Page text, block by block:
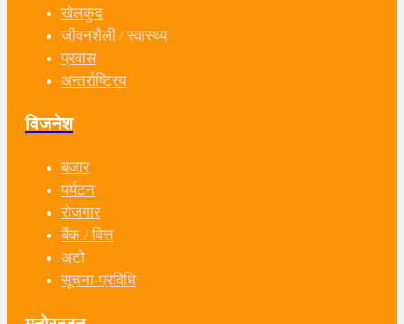
खेलकुद
जीवनशैली / स्वास्थ्य
प्रवास
अन्तर्राष्ट्रिय
विजनेश
बजार
पर्यटन
रोजगार
बैंक / वित्त
अटो
सूचना-प्रविधि